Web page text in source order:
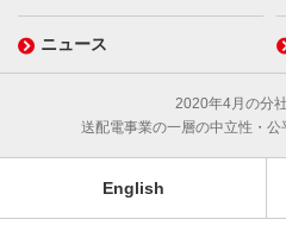
ニュース
2020年4月の分
送配電事業の一層の中立性・公
English